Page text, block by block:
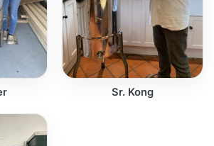
Sr. Kong